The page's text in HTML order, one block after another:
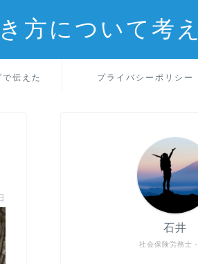
方について考
伝えた
プライバシーポリシー
社会保険労務士
石井